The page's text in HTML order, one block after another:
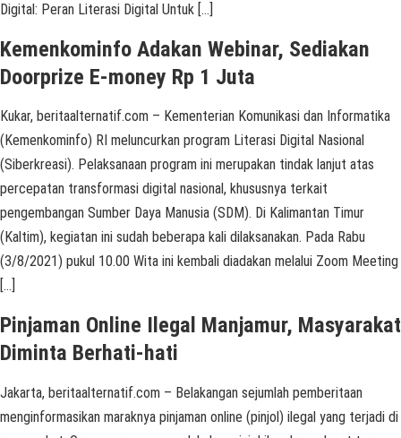
Digital: Peran Literasi Digital Untuk […]
Kemenkominfo Adakan Webinar, Sediakan
Doorprize E-money Rp 1 Juta
Kukar, beritaalternatif.com – Kementerian Komunikasi dan Informatika
(Kemenkominfo) RI meluncurkan program Literasi Digital Nasional
(Siberkreasi). Pelaksanaan program ini merupakan tindak lanjut atas
percepatan transformasi digital nasional, khususnya terkait
pengembangan Sumber Daya Manusia (SDM). Di Kalimantan Timur
(Kaltim), kegiatan ini sudah beberapa kali dilaksanakan. Pada Rabu
(3/8/2021) pukul 10.00 Wita ini kembali diadakan melalui Zoom Meeting
[…]
Pinjaman Online Ilegal Manjamur, Masyarakat
Diminta Berhati-hati
Jakarta, beritaalternatif.com – Belakangan sejumlah pemberitaan
menginformasikan maraknya pinjaman online (pinjol) ilegal yang terjadi di